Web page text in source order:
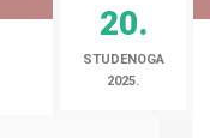
20.
STUDENOGA
2025.